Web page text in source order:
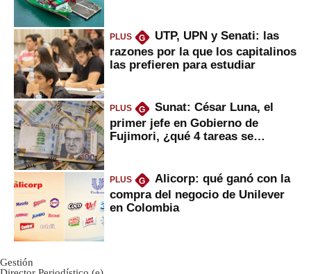
PLUS G
UTP, UPN y Senati: las
razones por la que los capitalinos
las prefieren para estudiar
PLUS G
Sunat: César Luna, el
primer jefe en Gobierno de
Fujimori, ¿qué 4 tareas se
PLUS G
Alicorp: qué ganó con la
compra del negocio de Unilever
en Colombia
Gestión